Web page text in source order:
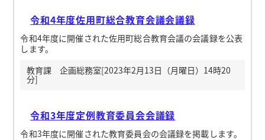
令和4年度佐用町総合教育会議会議録
令和4年度に開催された佐用町総合教育会議の会議録を公表
します。
教育課 企画総務室[2023年2月13日（月曜日）14時20
分]
令和3年度定例教育委員会会議録
令和3年度に開催された教育委員会の会議録を掲載します。